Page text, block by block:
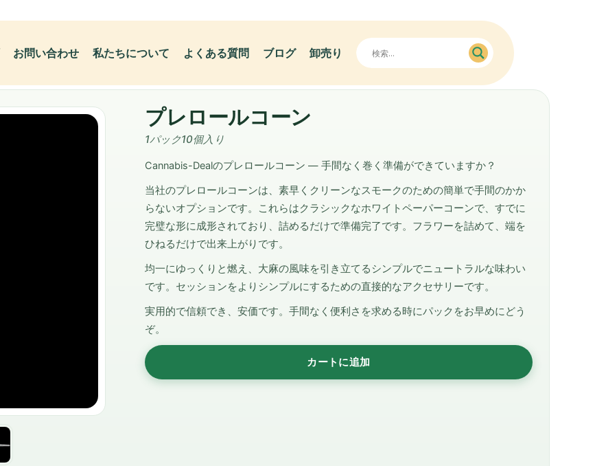
お問い合わせ 私たちについて よくある質問 ブログ 卸売り
プレロールコーン
1パック10個入り
Cannabis-Dealのプレロールコーン — 手間なく巻く準備ができていますか？
当社のプレロールコーンは、素早くクリーンなスモークのための簡単で手間のかか
らないオプションです。これらはクラシックなホワイトペーパーコーンで、すでに
完璧な形に成形されており、詰めるだけで準備完了です。フラワーを詰めて、端を
ひねるだけで出来上がりです。
均一にゆっくりと燃え、大麻の風味を引き立てるシンプルでニュートラルな味わい
です。セッションをよりシンプルにするための直接的なアクセサリーです。
実用的で信頼でき、安価です。手間なく便利さを求める時にパックをお早めにどう
ぞ。
カートに追加